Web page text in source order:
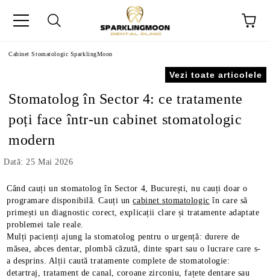
Cabinet Stomatologic SparklingMoon
Vezi toate articolele
Stomatolog în Sector 4: ce tratamente
poți face într-un cabinet stomatologic
modern
Dată: 25 Mai 2026
Când cauți un stomatolog în Sector 4, București, nu cauți doar o
programare disponibilă. Cauți uncabinet stomatologic în care să
primești un diagnostic corect, explicații clare și tratamente adaptate
problemei tale reale.
Mulți pacienți ajung la stomatolog pentru o urgență: durere de
măsea, abces dentar, plombă căzută, dinte spart sau o lucrare care s-
a desprins. Alții caută tratamente complete de stomatologie:
detartraj, tratament de canal, coroane zirconiu, fațete dentare sau